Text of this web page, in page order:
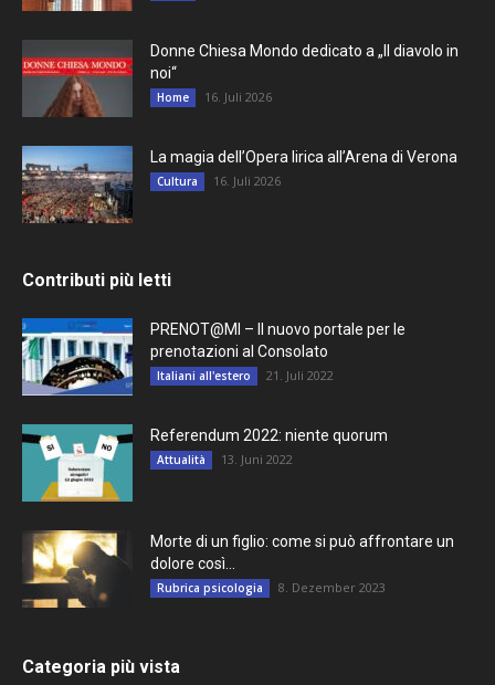
Donne Chiesa Mondo dedicato a „Il diavolo in
noi“
Home 16. Juli 2026
La magia dell’Opera lirica all’Arena di Verona
Cultura 16. Juli 2026
Contributi più letti
PRENOT@MI – Il nuovo portale per le
prenotazioni al Consolato
Italiani all'estero 21. Juli 2022
Referendum 2022: niente quorum
Attualità 13. Juni 2022
Morte di un figlio: come si può affrontare un
dolore così...
Rubrica psicologia 8. Dezember 2023
Categoria più vista